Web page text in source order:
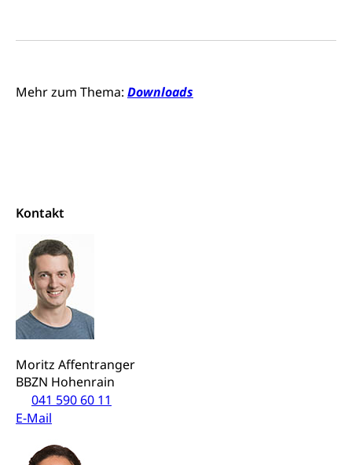
Mehr zum Thema: Downloads
Kontakt
Moritz Affentranger
BBZN Hohenrain
041 590 60 11
E-Mail
Offene Sporthallen
Haustiere, Heimtiere, Wildtiere, Veterinärmedizin,
Tiermedizin, Tierarzt, Tierschutz, Jagd, Fischerei,
Zivilstandsamt, Erben, Erbenliste
Sicherheit
Armee
Militär, Militärdienst, Militärdienstpflicht,
Dienstverweigerer, Militärdienstverweigerung,
Wehrpflichtersatz, Wehrpflichtersatzabgabe
Bevölkerungsschutz
Katastrophenschutz, Katastrophenhilfe, Polizei,
Feuerwehr, Gesundheitswesen, technische Betriebe,